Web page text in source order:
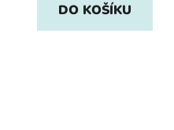
DO KOŠÍKU